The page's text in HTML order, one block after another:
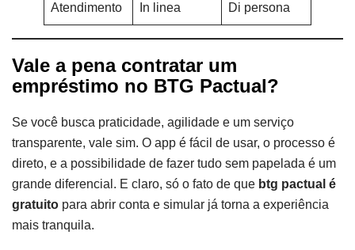
Atendimento In linea Di persona
Vale a pena contratar um
empréstimo no BTG Pactual?
Se você busca praticidade, agilidade e um serviço
transparente, vale sim. O app é fácil de usar, o processo é
direto, e a possibilidade de fazer tudo sem papelada é um
grande diferencial. E claro, só o fato de que btg pactual é
gratuito para abrir conta e simular já torna a experiência
mais tranquila.